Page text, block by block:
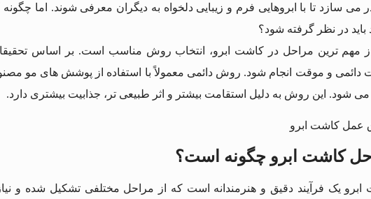
می سازد تا با ابروهایی فرم و زیبایی دلخواه به دیگران معرفی شوند. اما
باید در نظر گرفته شود؟
مهم ترین مراحل در کاشت ابرو، انتخاب روش مناسب است. بر اساس
و موقت انجام شود. روش دائمی معمولاً با استفاده از پوشش های مو
می شود. این روش به دلیل استقامت بیشتر و اثر طبیعی تر، جذابیت بیشتری دارد.
کاشت ابرو چگونه است؟
ابرو یک فرآیند دقیق و هنرمندانه است که از مراحل مختلفی تشکیل شده